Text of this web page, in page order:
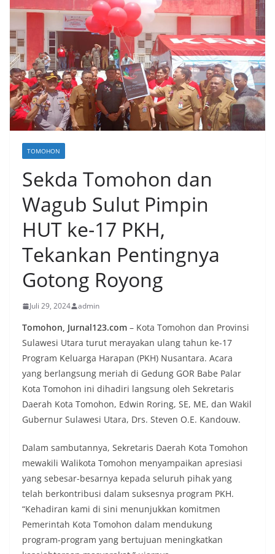
TOMOHON
Sekda Tomohon dan
Wagub Sulut Pimpin
HUT ke-17 PKH,
Tekankan Pentingnya
Gotong Royong
Juli 29, 2024 admin
Tomohon, Jurnal123.com – Kota Tomohon dan Provinsi
Sulawesi Utara turut merayakan ulang tahun ke-17
Program Keluarga Harapan (PKH) Nusantara. Acara
yang berlangsung meriah di Gedung GOR Babe Palar
Kota Tomohon ini dihadiri langsung oleh Sekretaris
Daerah Kota Tomohon, Edwin Roring, SE, ME, dan Wakil
Gubernur Sulawesi Utara, Drs. Steven O.E. Kandouw.
Dalam sambutannya, Sekretaris Daerah Kota Tomohon
mewakili Walikota Tomohon menyampaikan apresiasi
yang sebesar-besarnya kepada seluruh pihak yang
telah berkontribusi dalam suksesnya program PKH.
“Kehadiran kami di sini menunjukkan komitmen
Pemerintah Kota Tomohon dalam mendukung
program-program yang bertujuan meningkatkan